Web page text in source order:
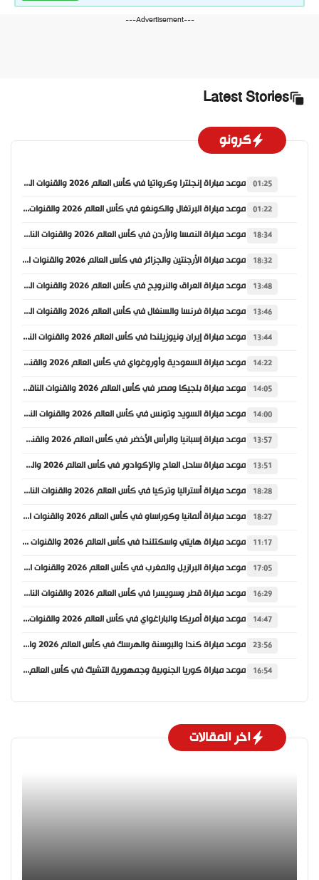
---Advertisement---
Latest Stories
كرونو
01:25 موعد مباراة إنجلترا وكرواتيا في كأس العالم 2026 والقنوات الناقلة
01:22 موعد مباراة البرتغال والكونغو في كأس العالم 2026 والقنوات الناقلة
18:34 موعد مباراة النمسا والأردن في كأس العالم 2026 والقنوات الناقلة
18:32 موعد مباراة الأرجنتين والجزائر في كأس العالم 2026 والقنوات الناقلة
13:48 موعد مباراة العراق والنرويج في كأس العالم 2026 والقنوات الناقلة
13:46 موعد مباراة فرنسا والسنغال في كأس العالم 2026 والقنوات الناقلة
13:44 موعد مباراة إيران ونيوزيلندا في كأس العالم 2026 والقنوات الناقلة
14:22 موعد مباراة السعودية وأوروغواي في كأس العالم 2026 والقنوات الناقلة
14:05 موعد مباراة بلجيكا ومصر في كأس العالم 2026 والقنوات الناقلة
14:00 موعد مباراة السويد وتونس في كأس العالم 2026 والقنوات الناقلة
13:57 موعد مباراة إسبانيا والرأس الأخضر في كأس العالم 2026 والقنوات الناقلة
13:51 موعد مباراة ساحل العاج والإكوادور في كأس العالم 2026 والقنوات الناقلة
18:28 موعد مباراة أستراليا وتركيا في كأس العالم 2026 والقنوات الناقلة
18:27 موعد مباراة ألمانيا وكوراساو في كأس العالم 2026 والقنوات الناقلة
11:17 موعد مباراة هايتي واسكتلندا في كأس العالم 2026 والقنوات الناقلة
17:05 موعد مباراة البرازيل والمغرب في كأس العالم 2026 والقنوات الناقلة
16:29 موعد مباراة قطر وسويسرا في كأس العالم 2026 والقنوات الناقلة
14:47 موعد مباراة أمريكا والباراغواي في كأس العالم 2026 والقنوات الناقلة
23:56 موعد مباراة كندا والبوسنة والهرسك في كأس العالم 2026 والقنوات الناقلة
16:54 موعد مباراة كوريا الجنوبية وجمهورية التشيك في كأس العالم 2026 والقنوات الناقلة
اخر المقالات